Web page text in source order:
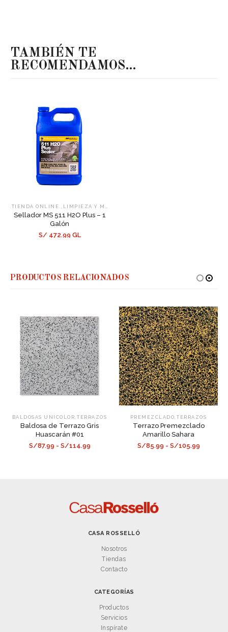
TAMBIÉN TE
RECOMENDAMOS…
.TIENDA ONLINE. LIMPIEZA Y MANTENIMIENTO
Sellador MS 511 H2O Plus – 1
Galón
S/ 472.99 GL
PRODUCTOS RELACIONADOS
BALDOSAS UNICOLOR ,TERRAZOS
Baldosa de Terrazo Gris
Huascarán #01
S/87.99 - S/114.99
PREMEZCLADO ,TERRAZOS
Terrazo Premezclado
Amarillo Sahara
S/85.99 - S/105.99
CASA ROSSELLÓ
Nosotros
Tiendas
Contacto
CATEGORÍAS
Productos
Servicios
Inspírate